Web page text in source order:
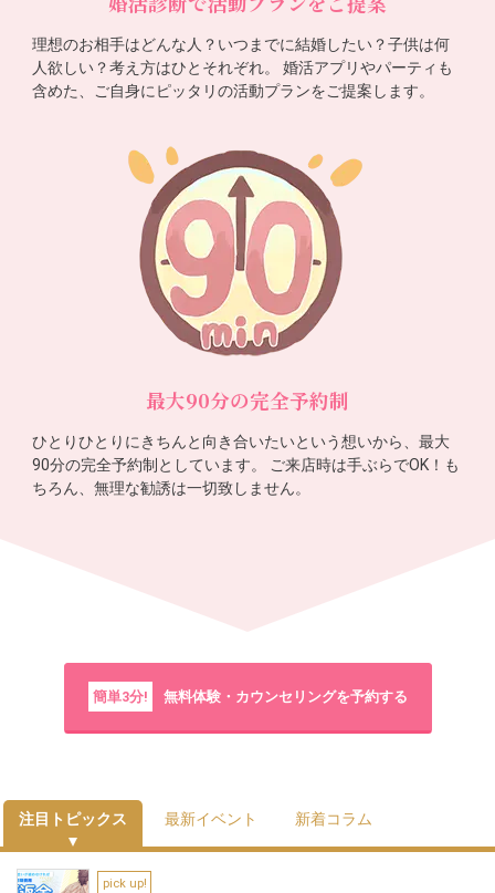
理想のお相手はどんな人？いつまでに結婚したい？子供は何
人欲しい？考え方はひとそれぞれ。 婚活アプリやパーティも
含めた、ご自身にピッタリの活動プランをご提案します。
最大90分の完全予約制
ひとりひとりにきちんと向き合いたいという想いから、最大
90分の完全予約制としています。 ご来店時は手ぶらでOK！も
ちろん、無理な勧誘は一切致しません。
簡単3分! 無料体験・カウンセリングを予約する
注目トピックス 最新イベント 新着コラム
pick up!